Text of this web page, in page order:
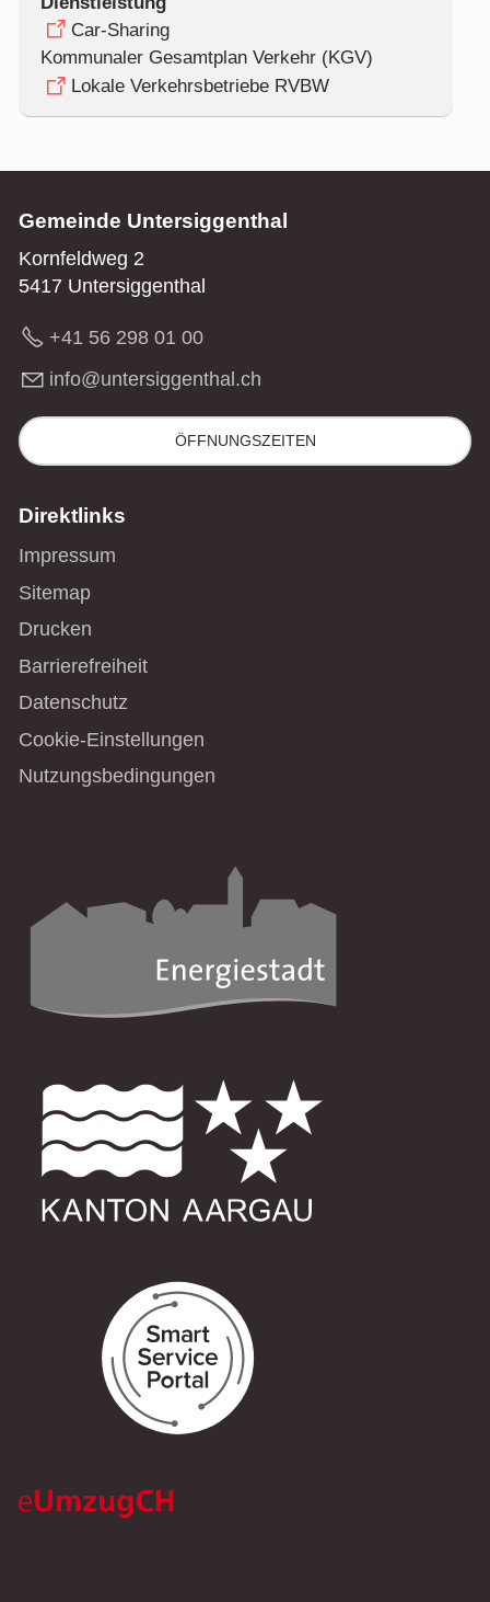
Car-Sharing
Kommunaler Gesamtplan Verkehr (KGV)
Lokale Verkehrsbetriebe RVBW
Gemeinde Untersiggenthal
Kornfeldweg 2
5417 Untersiggenthal
+41 56 298 01 00
nf
nt rs gg nth ch
ÖFFNUNGSZEITEN
Direktlinks
Impressum
Sitemap
Drucken
Barrierefreiheit
Datenschutz
Cookie-Einstellungen
Nutzungsbedingungen